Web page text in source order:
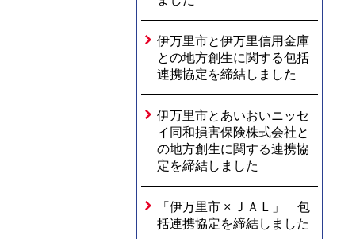
伊万里市と伊万里信用金庫
との地方創生に関する包括
連携協定を締結しました
伊万里市とあいおいニッセ
イ同和損害保険株式会社と
の地方創生に関する連携協
定を締結しました
「伊万里市 × ＪＡＬ」 包
括連携協定を締結しました